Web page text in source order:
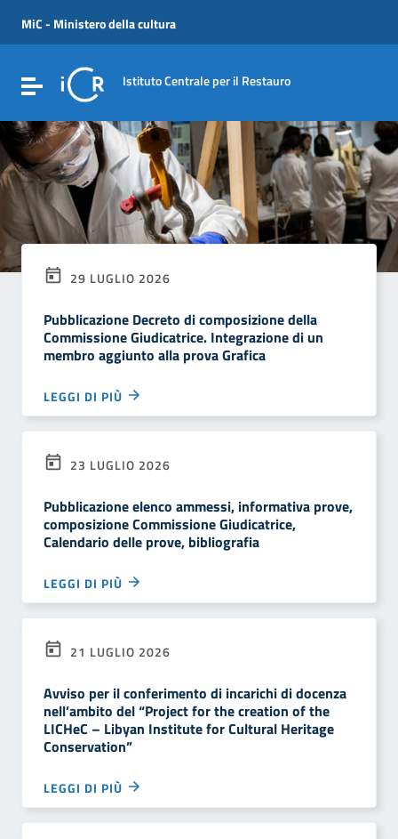
Vai al menu di navigazione
Vai al footer
MiC - Ministero della cultura
Attiva / disattiva la navigazione
Istituto Centrale per il Restauro
29 LUGLIO 2026
Pubblicazione Decreto di composizione della
Commissione Giudicatrice. Integrazione di un
membro aggiunto alla prova Grafica
LEGGI DI PIÙ
23 LUGLIO 2026
Pubblicazione elenco ammessi, informativa prove,
composizione Commissione Giudicatrice,
Calendario delle prove, bibliografia
LEGGI DI PIÙ
21 LUGLIO 2026
Avviso per il conferimento di incarichi di docenza
nell’ambito del “Project for the creation of the
LICHeC – Libyan Institute for Cultural Heritage
Conservation”
LEGGI DI PIÙ